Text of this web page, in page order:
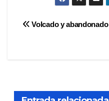
Navegación
Volcado y abandonado